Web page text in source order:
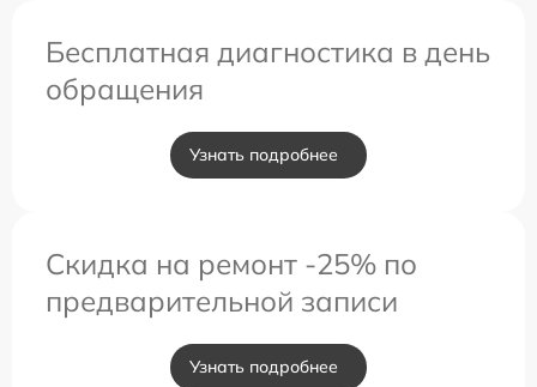
Бесплатная диагностика в день
обращения
Узнать подробнее
Скидка на ремонт -25% по
предварительной записи
Узнать подробнее